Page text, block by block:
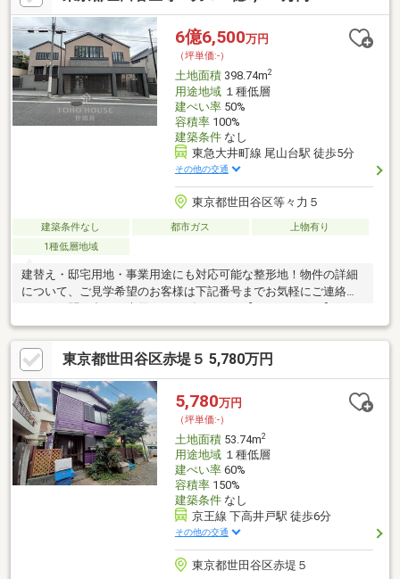
■ウォールメイトオリジナルの住宅購入・住替え等について 分か
りやすく解説したガイドブックをご希望者様に【無料プレゼン
ト】 ～弊社ホームページ～https://wallmate.co.jp/～
6億6,500万円
（坪単価:-）
土地面積398.74m2
用途地域１種低層
建ぺい率50%
容積率100%
建築条件なし
東急大井町線 尾山台駅 徒歩5分
その他の交通
東京都世田谷区等々力５
建築条件なし 都市ガス
上物有り
1種低層地域
建替え・邸宅用地・事業用途にも対応可能な整形地！物件の詳細
について、ご見学希望のお客様は下記番号までお気軽にご連絡下
さい。お問い合わせ専用フリーダイヤル 【0120-104-633】
東京都世田谷区赤堤５ 5,780万円
5,780万円
（坪単価:-）
土地面積53.74m2
用途地域１種低層
建ぺい率60%
容積率150%
建築条件なし
京王線 下高井戸駅 徒歩6分
その他の交通
東京都世田谷区赤堤５